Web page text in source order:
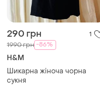
290 грн 1
1990 грн -86%
H&M
Шикарна жіноча чорна
сукня